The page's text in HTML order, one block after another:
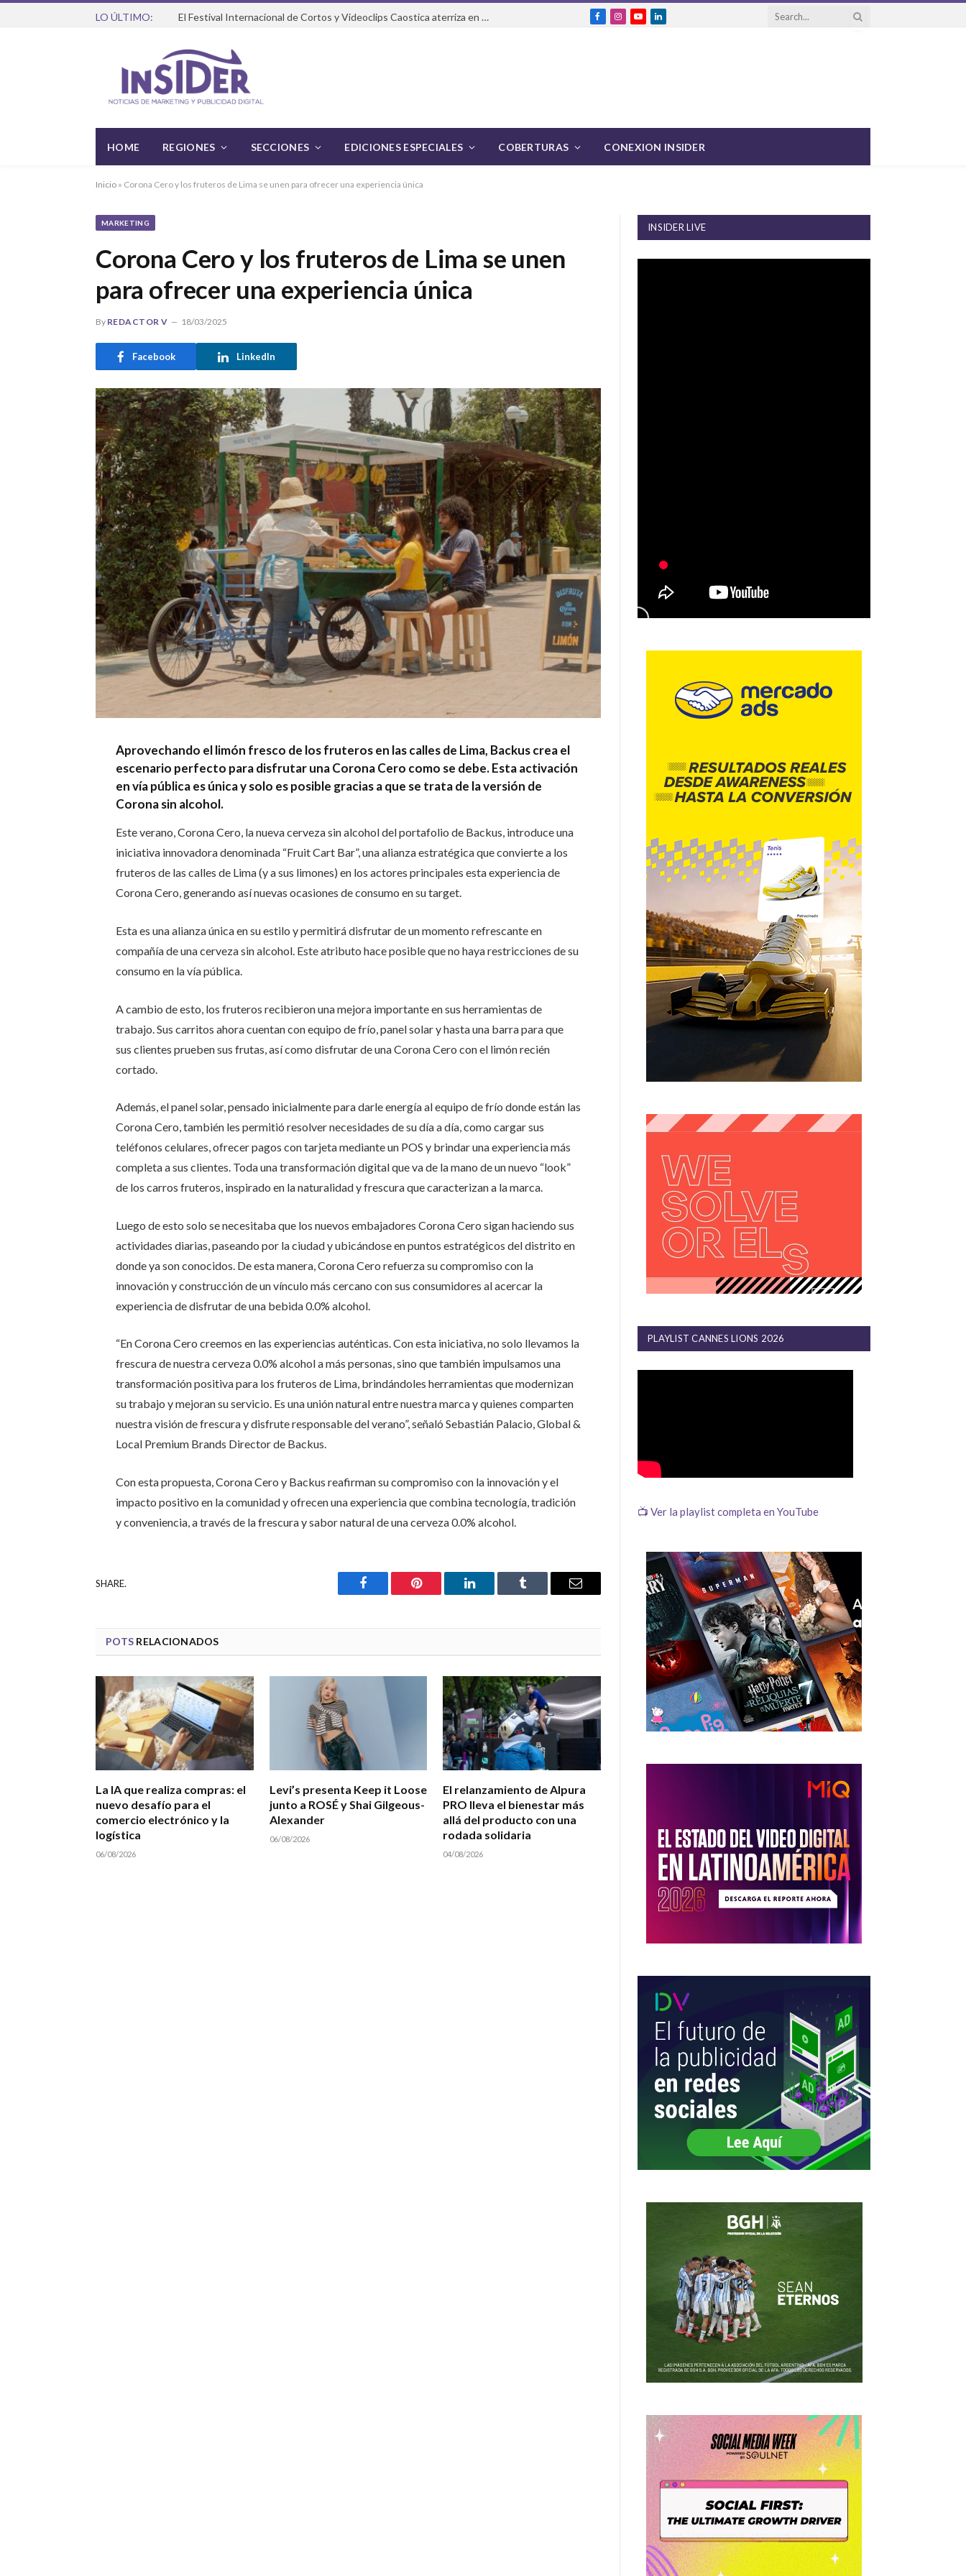
LO ÚLTIMO: El Festival Internacional de Cortos y Videoclips Caostica aterriza en Ciudad de México
FacebookInstagram
YouTubeLinkedIn
HOME REGIONES SECCIONES EDICIONES ESPECIALES COBERTURAS CONEXION INSIDER
Inicio » Corona Cero y los fruteros de Lima se unen para ofrecer una experiencia única
MARKETING
Corona Cero y los fruteros de Lima se unen
para ofrecer una experiencia única
By REDACTOR V 18/03/2025
Facebook LinkedIn
Aprovechando el limón fresco de los fruteros en las calles de Lima, Backus crea el
escenario perfecto para disfrutar una Corona Cero como se debe. Esta activación
en vía pública es única y solo es posible gracias a que se trata de la versión de
Corona sin alcohol.
Este verano, Corona Cero, la nueva cerveza sin alcohol del portafolio de Backus, introduce una
iniciativa innovadora denominada “Fruit Cart Bar”, una alianza estratégica que convierte a los
fruteros de las calles de Lima (y a sus limones) en los actores principales esta experiencia de
Corona Cero, generando así nuevas ocasiones de consumo en su target.
Esta es una alianza única en su estilo y permitirá disfrutar de un momento refrescante en
compañía de una cerveza sin alcohol. Este atributo hace posible que no haya restricciones de su
consumo en la vía pública.
A cambio de esto, los fruteros recibieron una mejora importante en sus herramientas de
trabajo. Sus carritos ahora cuentan con equipo de frío, panel solar y hasta una barra para que
sus clientes prueben sus frutas, así como disfrutar de una Corona Cero con el limón recién
cortado.
Además, el panel solar, pensado inicialmente para darle energía al equipo de frío donde están las
Corona Cero, también les permitió resolver necesidades de su día a día, como cargar sus
teléfonos celulares, ofrecer pagos con tarjeta mediante un POS y brindar una experiencia más
completa a sus clientes. Toda una transformación digital que va de la mano de un nuevo “look”
de los carros fruteros, inspirado en la naturalidad y frescura que caracterizan a la marca.
Luego de esto solo se necesitaba que los nuevos embajadores Corona Cero sigan haciendo sus
actividades diarias, paseando por la ciudad y ubicándose en puntos estratégicos del distrito en
donde ya son conocidos. De esta manera, Corona Cero refuerza su compromiso con la
innovación y construcción de un vínculo más cercano con sus consumidores al acercar la
experiencia de disfrutar de una bebida 0.0% alcohol.
“En Corona Cero creemos en las experiencias auténticas. Con esta iniciativa, no solo llevamos la
frescura de nuestra cerveza 0.0% alcohol a más personas, sino que también impulsamos una
transformación positiva para los fruteros de Lima, brindándoles herramientas que modernizan
su trabajo y mejoran su servicio. Es una unión natural entre nuestra marca y quienes comparten
nuestra visión de frescura y disfrute responsable del verano”, señaló Sebastián Palacio, Global &
Local Premium Brands Director de Backus.
Con esta propuesta, Corona Cero y Backus reafirman su compromiso con la innovación y el
impacto positivo en la comunidad y ofrecen una experiencia que combina tecnología, tradición
y conveniencia, a través de la frescura y sabor natural de una cerveza 0.0% alcohol.
SHARE.
Facebook Pinterest LinkedIn Tumblr Email
POTS RELACIONADOS
La IA que realiza compras: el
nuevo desafío para el
comercio electrónico y la
logística
06/08/2026
Levi’s presenta Keep it Loose
junto a ROSÉ y Shai Gilgeous-
Alexander
06/08/2026
El relanzamiento de Alpura
PRO lleva el bienestar más
allá del producto con una
rodada solidaria
04/08/2026
INSIDER LIVE
PLAYLIST CANNES LIONS 2026
📺 Ver la playlist completa en YouTube